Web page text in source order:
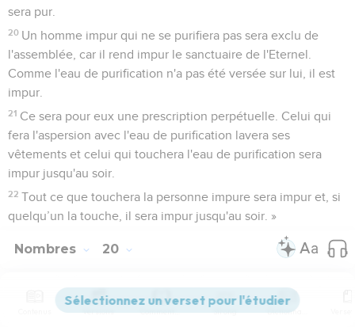
sera pur.
20 Un homme impur qui ne se purifiera pas sera exclu de
l'assemblée, car il rend impur le sanctuaire de l'Eternel.
Comme l'eau de purification n'a pas été versée sur lui, il est
impur.
21 Ce sera pour eux une prescription perpétuelle. Celui qui
fera l'aspersion avec l'eau de purification lavera ses
vêtements et celui qui touchera l'eau de purification sera
impur jusqu'au soir.
22 Tout ce que touchera la personne impure sera impur et, si
quelqu’un la touche, il sera impur jusqu'au soir. »
Nombres 20
Seuls les Évangiles sont disponibles en vidéo pour le moment.
Versions Commentaires Strong